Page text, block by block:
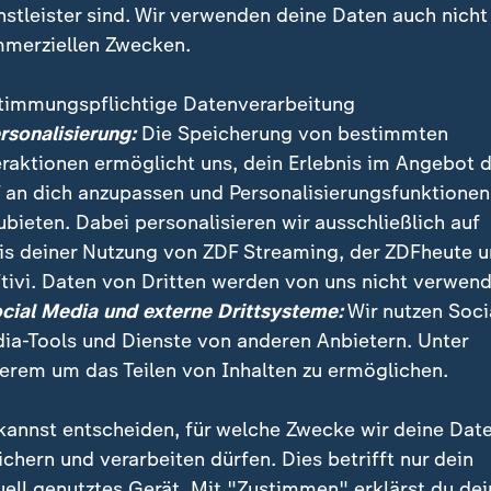
Alexander Dobrindt (CSU) zeigt sich enttäuscht
Partei habe nach den schlechten Ergebnissen aber
Flanke schließen müsse.
sind. Wir verwenden deine Daten auch nicht
Zwecken.
Datenverarbeitung
Die Speicherung von bestimmten
ermöglicht uns, dein Erlebnis im Angebot
an dich anzupassen und Personalisierungsfunktionen
Dabei personalisieren wir ausschließlich auf
deiner Nutzung von ZDF Streaming, der ZDFheute
Daten von Dritten werden von uns nicht
Media und externe Drittsysteme:Wir nutzen
Tools und Dienste von anderen Anbietern. Unter
um das Teilen von Inhalten zu ermöglichen.
entscheiden, für welche Zwecke wir deine
und verarbeiten dürfen. Dies betrifft nur dein